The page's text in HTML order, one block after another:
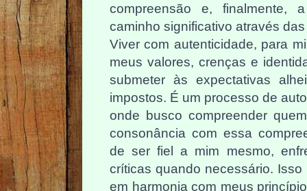
compreensão e, finalmente,
caminho significativo através
Viver com autenticidade, para
meus valores, crenças e
submeter às expectativas
impostos. É um processo de
onde busco compreender
consonância com essa
de ser fiel a mim mesmo,
críticas quando necessário.
em harmonia com meus